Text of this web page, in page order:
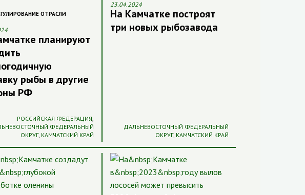
ОТРАСЛИ
планируют
рыбы в другие
РФ
РОССИЙСКАЯ ФЕДЕРАЦИЯ,
ФЕДЕРАЛЬНЫЙ
ОКРУГ, КАМЧАТСКИЙ КРАЙ
23.04.2024
На Камчатке построят
три новых рыбозавода
ДАЛЬНЕВОСТОЧНЫЙ ФЕДЕРАЛЬНЫЙ
ОКРУГ, КАМЧАТСКИЙ КРАЙ